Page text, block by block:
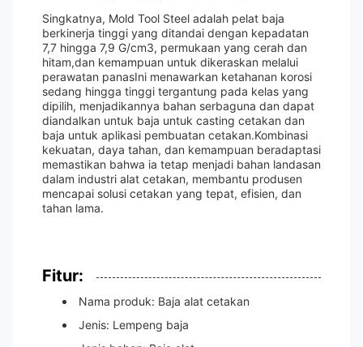
Singkatnya, Mold Tool Steel adalah pelat baja
berkinerja tinggi yang ditandai dengan kepadatan
7,7 hingga 7,9 G/cm3, permukaan yang cerah dan
hitam,dan kemampuan untuk dikeraskan melalui
perawatan panasIni menawarkan ketahanan korosi
sedang hingga tinggi tergantung pada kelas yang
dipilih, menjadikannya bahan serbaguna dan dapat
diandalkan untuk baja untuk casting cetakan dan
baja untuk aplikasi pembuatan cetakan.Kombinasi
kekuatan, daya tahan, dan kemampuan beradaptasi
memastikan bahwa ia tetap menjadi bahan landasan
dalam industri alat cetakan, membantu produsen
mencapai solusi cetakan yang tepat, efisien, dan
tahan lama.
Fitur:
Nama produk: Baja alat cetakan
Jenis: Lempeng baja